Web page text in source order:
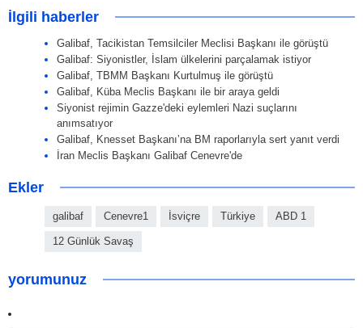
İlgili haberler
Galibaf, Tacikistan Temsilciler Meclisi Başkanı ile görüştü
Galibaf: Siyonistler, İslam ülkelerini parçalamak istiyor
Galibaf, TBMM Başkanı Kurtulmuş ile görüştü
Galibaf, Küba Meclis Başkanı ile bir araya geldi
Siyonist rejimin Gazze'deki eylemleri Nazi suçlarını
anımsatıyor
Galibaf, Knesset Başkanı’na BM raporlarıyla sert yanıt verdi
İran Meclis Başkanı Galibaf Cenevre'de
Ekler
galibaf Cenevre1 İsviçre Türkiye ABD 1
12 Günlük Savaş
yorumunuz